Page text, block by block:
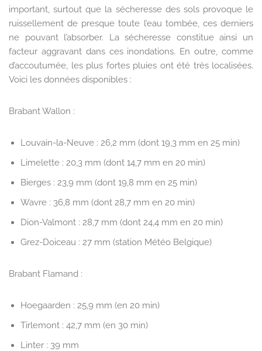
important, surtout que la sécheresse des sols provoque le
ruissellement de presque toute l’eau tombée, ces derniers
ne pouvant l’absorber. La sécheresse constitue ainsi un
facteur aggravant dans ces inondations. En outre, comme
d’accoutumée, les plus fortes pluies ont été très localisées.
Voici les données disponibles :
Brabant Wallon :
Louvain-la-Neuve : 26,2 mm (dont 19,3 mm en 25 min)
Limelette : 20,3 mm (dont 14,7 mm en 20 min)
Bierges : 23,9 mm (dont 19,8 mm en 25 min)
Wavre : 36,8 mm (dont 28,7 mm en 20 min)
Dion-Valmont : 28,7 mm (dont 24,4 mm en 20 min)
Grez-Doiceau : 27 mm (station Météo Belgique)
Brabant Flamand :
Hoegaarden : 25,9 mm (en 20 min)
Tirlemont : 42,7 mm (en 30 min)
Linter : 39 mm